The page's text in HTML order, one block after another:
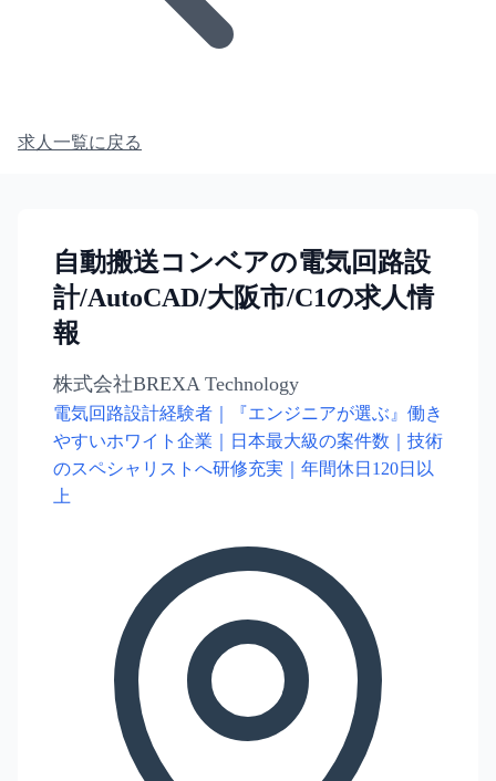
求人一覧に戻る
自動搬送コンベアの電気回路設
計/AutoCAD/大阪市/C1の求人情
報
株式会社BREXA Technology
電気回路設計経験者｜『エンジニアが選ぶ』働き
やすいホワイト企業｜日本最大級の案件数｜技術
のスペシャリストへ研修充実｜年間休日120日以
上